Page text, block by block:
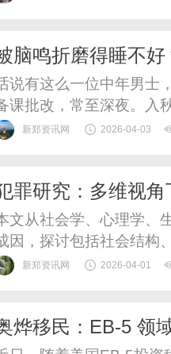
脑鸣折磨得睡不
困境
说有这么一位中年男士
课批改，常至深夜。入
。有一晚，他正伏案工
致他难以入眠，白天则
新郑资讯网 2026-04-03
罪研究：多维视
文从社会学、心理学、
因，探讨包括社会结构
响因素，并提出相应的
新郑资讯网 2026-04-01
烨移民：EB-5 领